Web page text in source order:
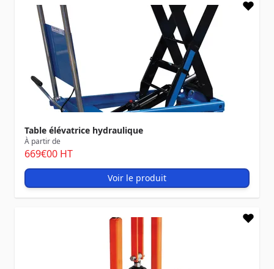
Table élévatrice hydraulique
À partir de
669€00 HT
Voir le produit